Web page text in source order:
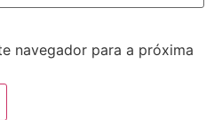
navegador para a próxima